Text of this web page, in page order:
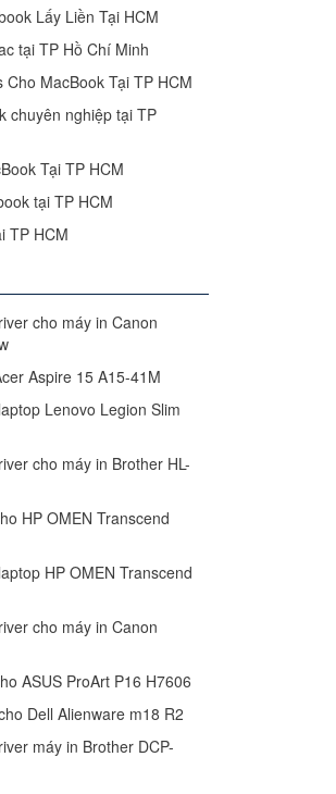
Lấy Liền Tại HCM
tại TP Hồ Chí Minh
Cho MacBook Tại TP HCM
chuyên nghiệp tại TP
Tại TP HCM
tại TP HCM
TP HCM
cho máy in Canon
Aspire 15 A15-41M
Lenovo Legion Slim
cho máy in Brother HL-
HP OMEN Transcend
HP OMEN Transcend
cho máy in Canon
ASUS ProArt P16 H7606
Dell Alienware m18 R2
máy in Brother DCP-